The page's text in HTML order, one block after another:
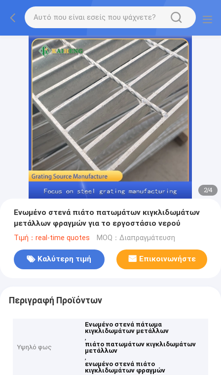
2/4
Ενωμένο στενά πιάτο πατωμάτων κιγκλιδωμάτων
μετάλλων φραγμών για το εργοστάσιο νερού
Τιμή：real-time quotes MOQ：Διαπραγμάτευση
Καλύτερη τιμή Επικοινωνήστε
Περιγραφή Προϊόντων
Υψηλό φως
Ενωμένο στενά πάτωμα
κιγκλιδωμάτων μετάλλων
,
πιάτο πατωμάτων κιγκλιδωμάτων
μετάλλων
,
ενωμένο στενά πιάτο
κιγκλιδωμάτων φραγμών